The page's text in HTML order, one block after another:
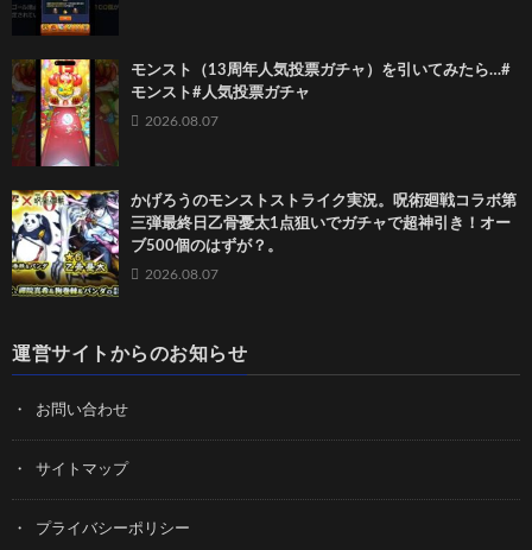
モンスト（13周年人気投票ガチャ）を引いてみたら…#
モンスト#人気投票ガチャ
2026.08.07
かげろうのモンストストライク実況。呪術廻戦コラボ第
三弾最終日乙骨憂太1点狙いでガチャで超神引き！オー
ブ500個のはずが？。
2026.08.07
運営サイトからのお知らせ
お問い合わせ
サイトマップ
プライバシーポリシー